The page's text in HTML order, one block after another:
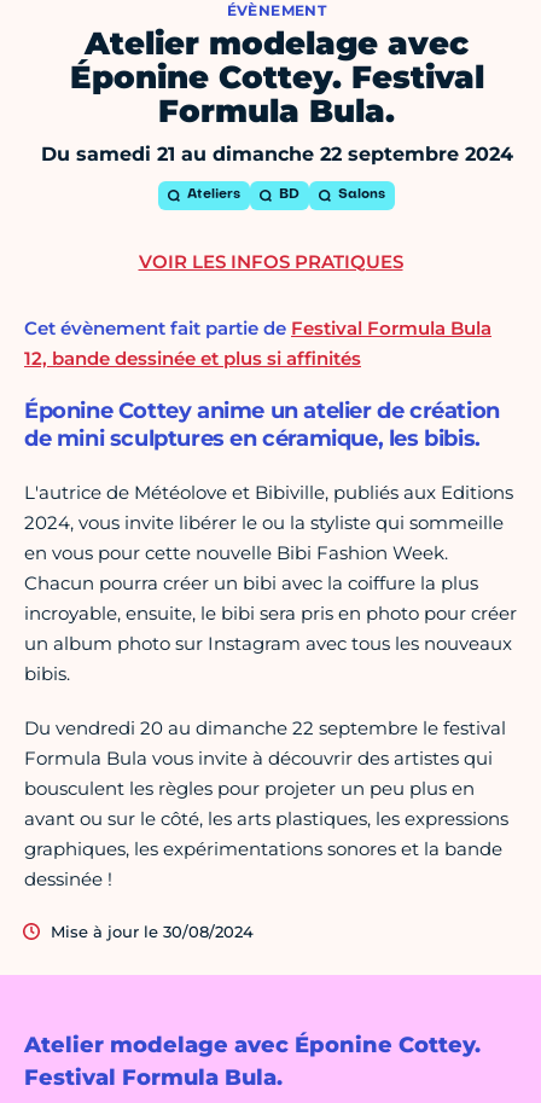
ÉVÈNEMENT
Atelier modelage avec
Éponine Cottey. Festival
Formula Bula.
Du samedi 21 au dimanche 22 septembre 2024
Ateliers BD Salons
Atelier modelage avec Éponine Cottey.
Festival Formula Bula.
Cet évènement fait partie de Festival Formula Bula
12, bande dessinée et plus si affinités
Éponine Cottey anime un atelier de création
de mini sculptures en céramique, les bibis.
L'autrice de Météolove et Bibiville, publiés aux Editions
2024, vous invite libérer le ou la styliste qui sommeille
en vous pour cette nouvelle Bibi Fashion Week.
Chacun pourra créer un bibi avec la coiffure la plus
incroyable, ensuite, le bibi sera pris en photo pour créer
un album photo sur Instagram avec tous les nouveaux
bibis.
Du vendredi 20 au dimanche 22 septembre le festival
Formula Bula vous invite à découvrir des artistes qui
bousculent les règles pour projeter un peu plus en
avant ou sur le côté, les arts plastiques, les expressions
graphiques, les expérimentations sonores et la bande
dessinée !
Mise à jour le 30/08/2024
VOIR LES INFOS PRATIQUES